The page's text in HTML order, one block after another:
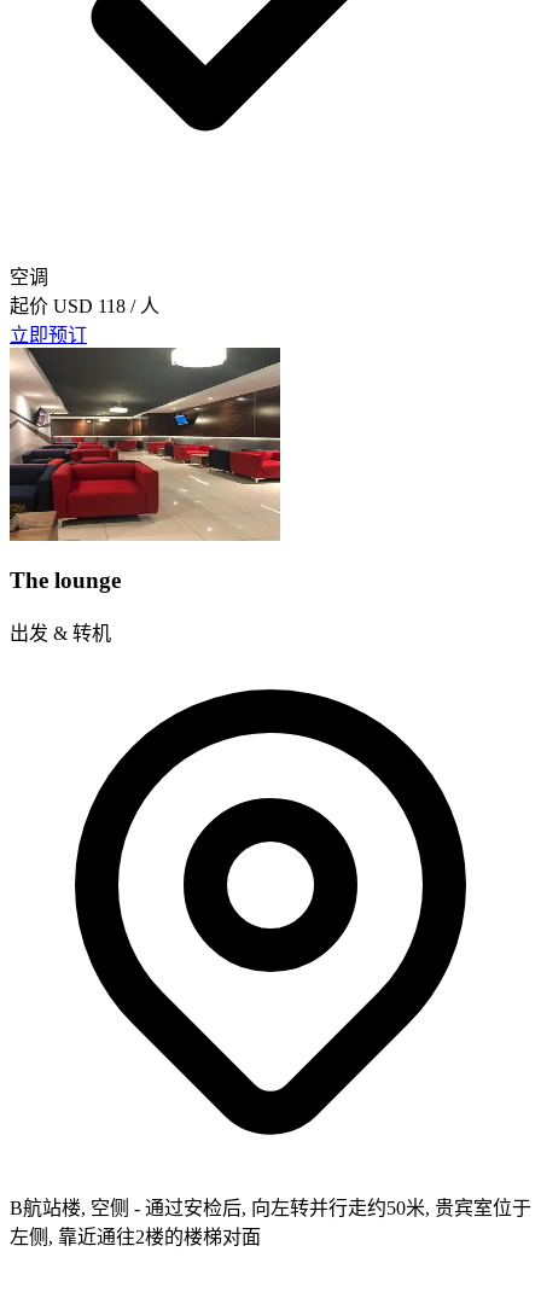
空调
起价 USD 118 / 人
立即预订
The lounge
出发 & 转机
B航站楼, 空侧 - 通过安检后, 向左转并行走约50米, 贵宾室位于
左侧, 靠近通往2楼的楼梯对面